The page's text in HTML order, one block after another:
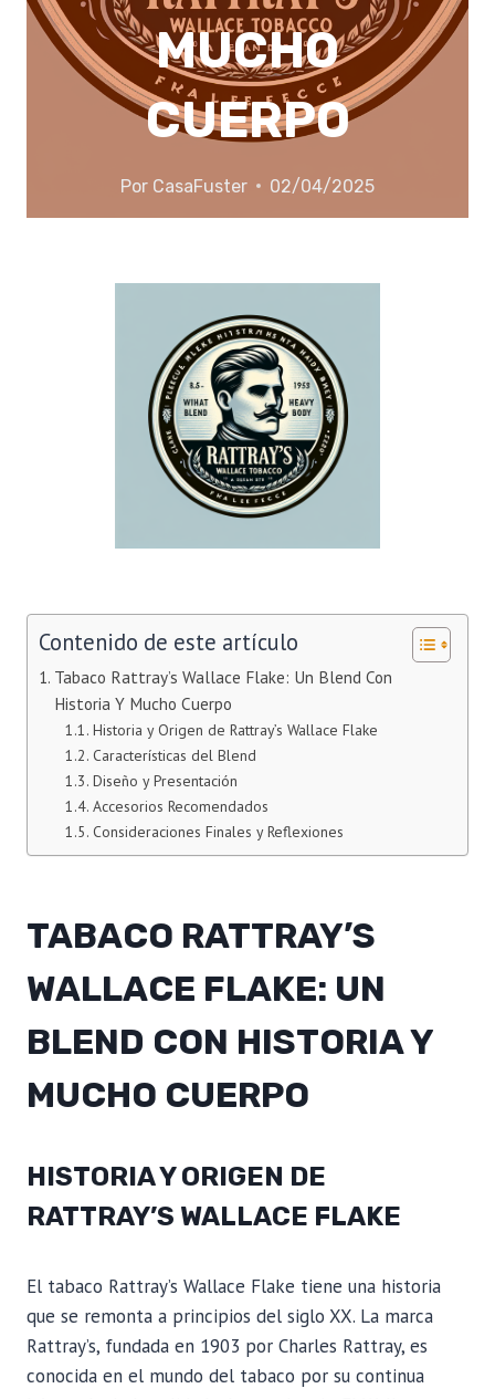
MUCHO
CUERPO
Por CasaFuster 02/04/2025
Contenido de este artículo
Tabaco Rattray’s Wallace Flake: Un Blend Con
Historia Y Mucho Cuerpo
Historia y Origen de Rattray’s Wallace Flake
Características del Blend
Diseño y Presentación
Accesorios Recomendados
Consideraciones Finales y Reflexiones
TABACO RATTRAY’S
WALLACE FLAKE: UN
BLEND CON HISTORIA Y
MUCHO CUERPO
HISTORIA Y ORIGEN DE
RATTRAY’S WALLACE FLAKE
El tabaco Rattray’s Wallace Flake tiene una historia
que se remonta a principios del siglo XX. La marca
Rattray’s, fundada en 1903 por Charles Rattray, es
conocida en el mundo del tabaco por su continua